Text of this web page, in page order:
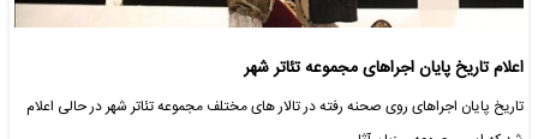
اعلام تاریخ پایان اجراهای مجموعه تئاتر شهر
تاریخ پایان اجراهای روی صحنه رفته در تالار های مختلف مجموعه تئاتر شهر در حالی اعلام